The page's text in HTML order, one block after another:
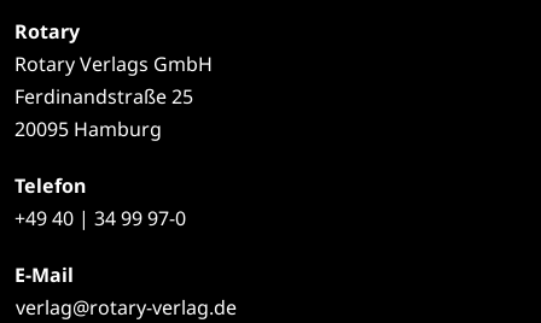
Rotary
Rotary Verlags GmbH
Ferdinandstraße 25
20095 Hamburg
Telefon
+4940 | 34 99 97-0
E-Mail
verlag@rotary-verlag.de